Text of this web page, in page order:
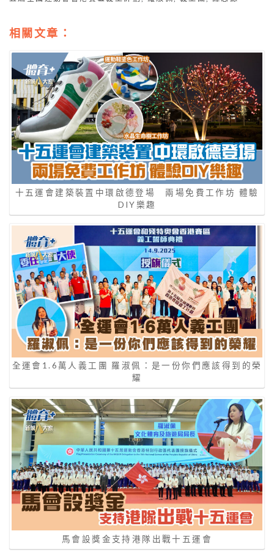
相關文章：
十五運會建築裝置中環啟德登場 兩場免費工作坊 體驗
DIY樂趣
全運會1.6萬人義工團 羅淑佩：是一份你們應該得到的榮
耀
馬會設獎金支持港隊出戰十五運會